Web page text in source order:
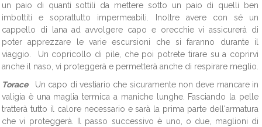
un paio di quanti sottili da mettere sotto un paio di quelli ben
imbottiti e soprattutto impermeabili. Inoltre avere con sé un
cappello di lana ad avvolgere capo e orecchie vi assicurerà di
poter apprezzare le varie escursioni che si faranno durante il
viaggio. Un copricollo di pile, che poi potrete tirare su a coprirvi
anche il naso, vi proteggerà e permetterà anche di respirare meglio.
Torace
Un capo di vestiario che sicuramente non deve mancare in
valigia è una maglia termica a maniche lunghe. Fasciando la pelle
tratterà tutto il calore necessario e sarà la prima parte dell'armatura
che vi proteggerà. Il passo successivo è uno, o due, maglioni di